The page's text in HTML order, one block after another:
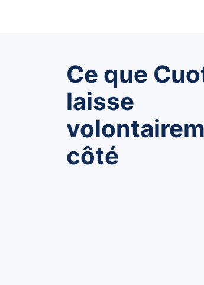
Ce que
laisse
côté